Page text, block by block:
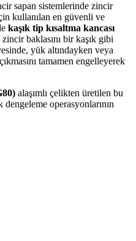
sapan sistemlerinde zincir
kullanılan en güvenli ve
kaşık tip kısaltma kancası
baklasını bir kaşık gibi
yük altındayken veya
tamamen engelleyerek
alaşımlı çelikten üretilen bu
operasyonlarının